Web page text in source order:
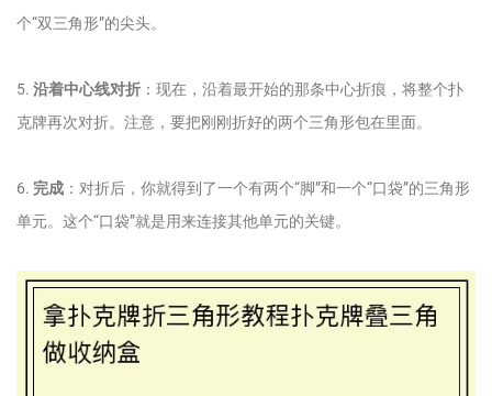
个“双三角形”的尖头。
5. 沿着中心线对折 ：现在，沿着最开始的那条中心折痕，将整个扑
克牌再次对折。注意，要把刚刚折好的两个三角形包在里面。
6. 完成 ：对折后，你就得到了一个有两个“脚”和一个“口袋”的三角形
单元。这个“口袋”就是用来连接其他单元的关键。